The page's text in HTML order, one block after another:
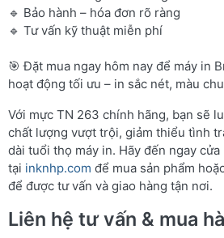
🔹 Bảo hành – hóa đơn rõ ràng
🔹 Tư vấn kỹ thuật miễn phí
🎯 Đặt mua ngay hôm nay để máy in
hoạt động tối ưu – in sắc nét, màu
Với mực TN 263 chính hãng, bạn sẽ
chất lượng vượt trội, giảm thiểu tình
dài tuổi thọ máy in. Hãy đến ngay
tại inknhp.com để mua sản phẩm
để được tư vấn và giao hàng tận nơi.
Liên hệ tư vấn & mua